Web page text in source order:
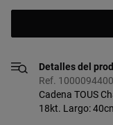
Detalles del
Ref. 1000094400
Cadena TOUS
18kt. Largo: